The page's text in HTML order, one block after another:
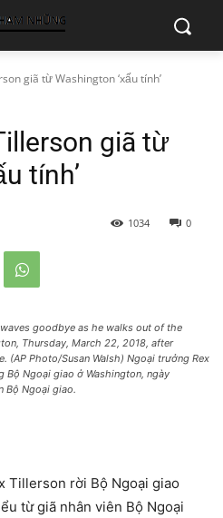
giã từ Washington ‘xấu tính’
giã từ
tính’
0
1034
goodbye as he walks out of the
Thursday, March 22, 2018, after
(AP Photo/Susan Walsh) Ngoại trưởng Rex
Ngoại giao ở Washington, ngày
Bộ Ngoại giao.
Tillerson rời Bộ Ngoại giao
từ giã nhân viên Bộ Ngoại